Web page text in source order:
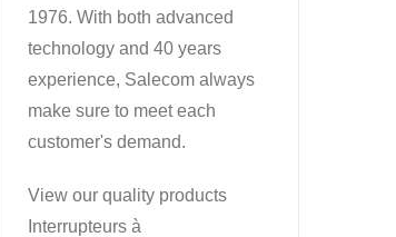
1976. With both advanced
technology and 40 years
experience, Salecom always
make sure to meet each
customer's demand.
View our quality products
Interrupteurs à